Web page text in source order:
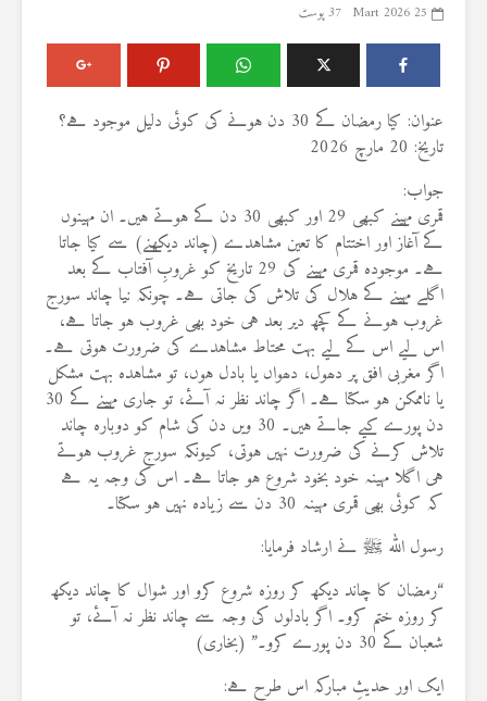
25 Mart 2026 37 پوسٹ
عنوان: کیا رمضان کے 30 دن ہونے کی کوئی دلیل موجود ہے؟
تاریخ: 20 مارچ 2026
جواب:
قمری مہینے کبھی 29 اور کبھی 30 دن کے ہوتے ہیں۔ ان مہینوں
کے آغاز اور اختتام کا تعین مشاہدے (چاند دیکھنے) سے کیا جاتا
ہے۔ موجودہ قمری مہینے کی 29 تاریخ کو غروبِ آفتاب کے بعد
اگلے مہینے کے ہلال کی تلاش کی جاتی ہے۔ چونکہ نیا چاند سورج
غروب ہونے کے کچھ دیر بعد ہی خود بھی غروب ہو جاتا ہے،
اس لیے اس کے لیے بہت محتاط مشاہدے کی ضرورت ہوتی ہے۔
اگر مغربی افق پر دھول، دھواں یا بادل ہوں، تو مشاہدہ بہت مشکل
یا ناممکن ہو سکتا ہے۔ اگر چاند نظر نہ آئے، تو جاری مہینے کے 30
دن پورے کیے جاتے ہیں۔ 30 ویں دن کی شام کو دوبارہ چاند
تلاش کرنے کی ضرورت نہیں ہوتی، کیونکہ سورج غروب ہوتے
ہی اگلا مہینہ خود بخود شروع ہو جاتا ہے۔ اس کی وجہ یہ ہے
کہ کوئی بھی قمری مہینہ 30 دن سے زیادہ نہیں ہو سکتا۔
رسول اللہ ﷺ نے ارشاد فرمایا:
“رمضان کا چاند دیکھ کر روزہ شروع کرو اور شوال کا چاند دیکھ
کر روزہ ختم کرو۔ اگر بادلوں کی وجہ سے چاند نظر نہ آئے، تو
شعبان کے 30 دن پورے کرو۔” (بخاری)
ایک اور حدیثِ مبارکہ اس طرح ہے: